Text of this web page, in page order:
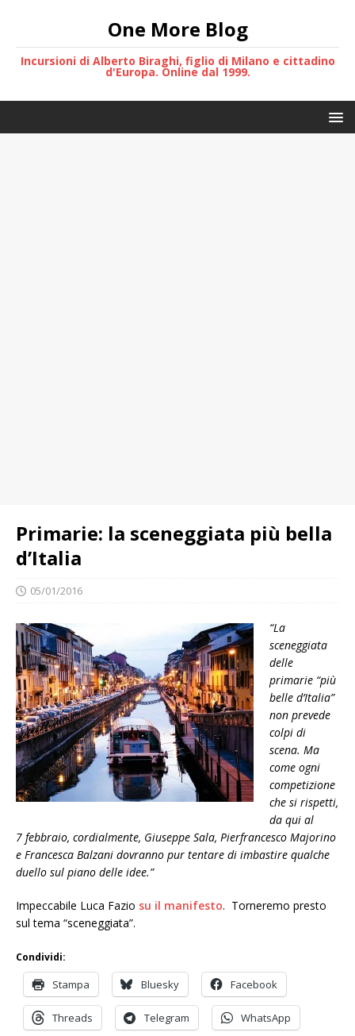
One More Blog
Incursioni di Alberto Biraghi, figlio di Milano e cittadino
d'Europa. Online dal 1999.
Primarie: la sceneggiata più bella
d’Italia
05/01/2016
“La
sceneggiata
delle
primarie “più
belle d’Italia”
non prevede
colpi di
scena. Ma
come ogni
competizione
che si rispetti,
da qui al
7 febbraio, cordialmente, Giuseppe Sala, Pierfrancesco Majorino
e Francesca Balzani dovranno pur tentare di imbastire qualche
duello sul piano delle idee.”
Impeccabile Luca Fazio su il manifesto. Torneremo presto
sul tema “sceneggiata”.
Condividi:
Stampa Bluesky Facebook
Threads Telegram WhatsApp